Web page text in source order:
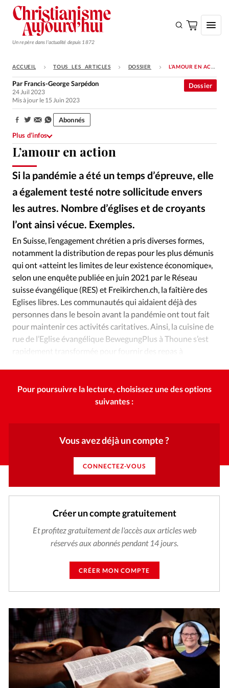
Un repère dans l'actualité depuis 1872
S'ABONNER
Monde
Opinions
Tous les articles
Faire un don
Emploi
Se connecter
Édition: Internationale
Devise: CHF
RUBRIQUES
Tous les articles
Actualité chrétienne
Actualité internationale
Chronique
Culture
Dossier
Eglises Foi Génération réveil
Monde
Opinions
Publireportage
Relations Aujourd'hui
Société
Tour du monde des Eglises
Trait d'Ixène
ACCUEIL TOUS LES ARTICLES DOSSIER L’AMOUR EN ACTION
L’amour en action
Si la pandémie a été un temps d’épreuve, elle
a également testé notre sollicitude envers
les autres. Nombre d’églises et de croyants
l’ont ainsi vécue. Exemples.
Dossier
Par Francis-George Sarpédon
24 Juil 2023
Mis à jour le 15 Juin 2023
Partager:
Abonnés
Plus d’infos
En Suisse, l’engagement chrétien a pris diverses formes,
notamment la distribution de repas pour les plus démunis
qui ont «atteint les limites de leur existence économique»,
selon une enquête publiée en juin 2021 par le Réseau
suisse évangélique (RES) et Freikirchen.ch, la faîtière des
Eglises libres. Les communautés qui aidaient déjà des
personnes dans le besoin avant la pandémie ont tout fait
pour maintenir ces activités caritatives. Ainsi, la cuisine de
rue de l’Eglise évangélique BewegungPlus à Thoune s’est
rapidement transformée pour fournir des repas à
Pour poursuivre la lecture, choisissez une des options
suivantes :
Vous avez déjà un compte ?
CONNECTEZ-VOUS
Créer un compte gratuitement
Et profitez gratuitement de l'accès aux articles web
réservés aux abonnés pendant 14 jours.
CRÉER MON COMPTE